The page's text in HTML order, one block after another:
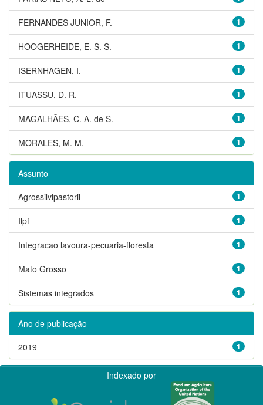
1
FERNANDES JUNIOR, F.
1
HOOGERHEIDE, E. S. S.
1
ISERNHAGEN, I.
1
ITUASSU, D. R.
1
MAGALHÃES, C. A. de S.
1
MORALES, M. M.
Assunto
1
Agrossilvipastoril
1
Ilpf
1
Integracao lavoura-pecuaria-floresta
1
Mato Grosso
1
Sistemas integrados
Ano de publicação
1
2019
Indexado por